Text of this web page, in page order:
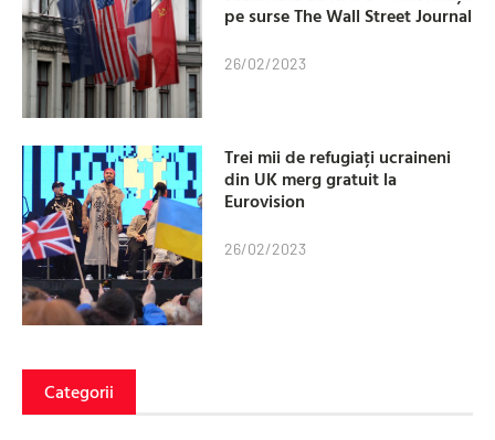
pe surse The Wall Street Journal
26/02/2023
Trei mii de refugiați ucraineni
din UK merg gratuit la
Eurovision
26/02/2023
Categorii